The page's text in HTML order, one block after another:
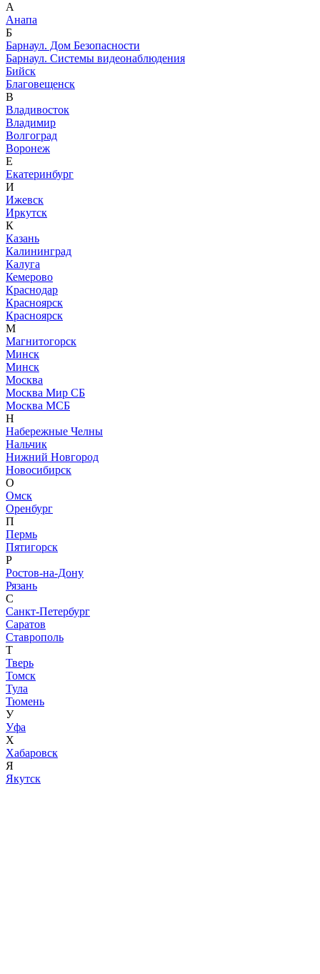
А
Анапа
Б
Барнаул. Дом Безопасности
Барнаул. Системы видеонаблюдения
Бийск
Благовещенск
В
Владивосток
Владимир
Волгоград
Воронеж
Е
Екатеринбург
И
Ижевск
Иркутск
К
Казань
Калининград
Калуга
Кемерово
Краснодар
Красноярск
Красноярск
М
Магнитогорск
Минск
Минск
Москва
Москва Мир СБ
Москва МСБ
Н
Набережные Челны
Нальчик
Нижний Новгород
Новосибирск
О
Омск
Оренбург
П
Пермь
Пятигорск
Р
Ростов-на-Дону
Рязань
С
Санкт-Петербург
Саратов
Ставрополь
Т
Тверь
Томск
Тула
Тюмень
У
Уфа
Х
Хабаровск
Я
Якутск